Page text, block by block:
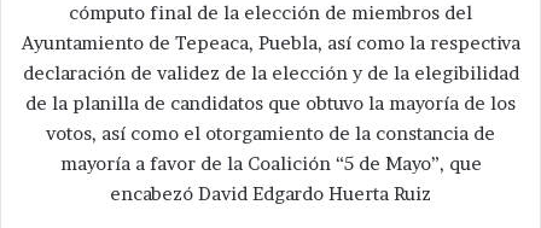
cómputo final de la elección de miembros del
Ayuntamiento de Tepeaca, Puebla, así como la respectiva
declaración de validez de la elección y de la elegibilidad
de la planilla de candidatos que obtuvo la mayoría de los
votos, así como el otorgamiento de la constancia de
mayoría a favor de la Coalición “5 de Mayo”, que
encabezó David Edgardo Huerta Ruiz